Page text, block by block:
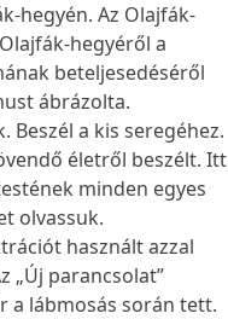
hegyén. Az Olajfák-
hegyéről a
beteljesedéséről
ábrázolta.
a kis seregéhez.
életről beszélt. Itt
minden egyes
olvassuk.
használt azzal
„Új parancsolat”
a lábmosás során tett.